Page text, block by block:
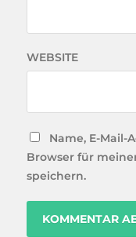
WEBSITE
Name, E-Mail-
Browser für
speichern.